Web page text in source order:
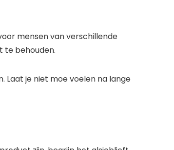
mensen van verschillende
te behouden.
Laat je niet moe voelen na lange